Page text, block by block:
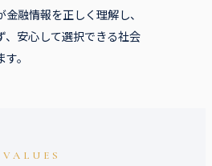
融情報を正しく理解し、
、安心して選択できる社会
。
VALUES